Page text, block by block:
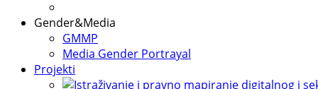
Gender&Media
GMMP
Media Gender Portrayal
Projekti